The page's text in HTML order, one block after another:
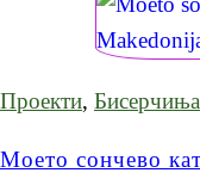
Проекти, Бисерчиња
Моето сончево